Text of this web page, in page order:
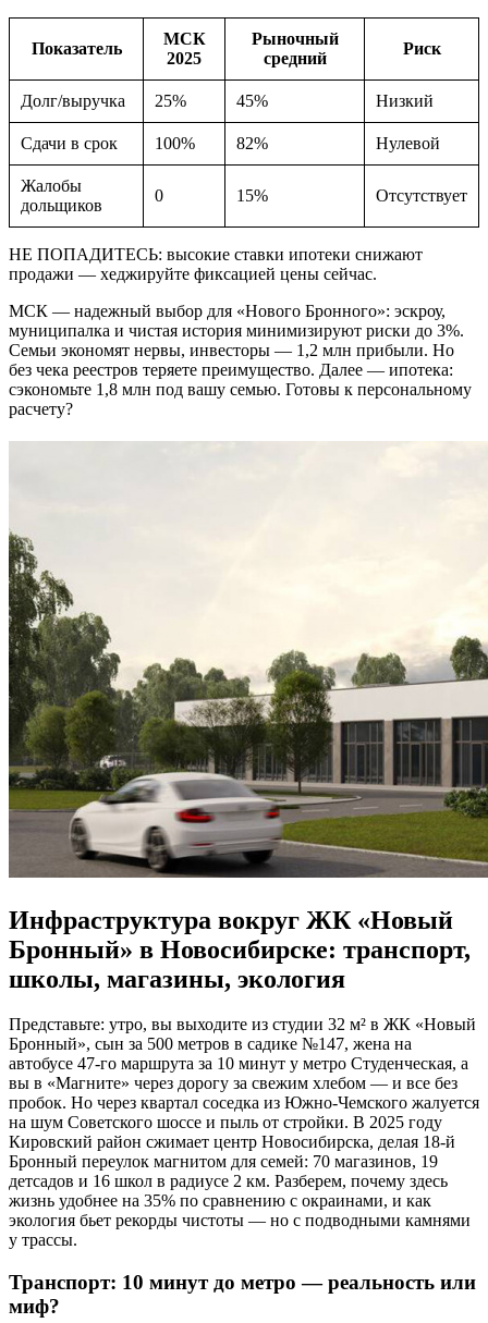
Показатель
МСК
2025
Рыночный
средний
Риск
Долг/выручка 25% 45% Низкий
Сдачи в срок 100% 82% Нулевой
Жалобы
дольщиков
0 15% Отсутствует
НЕ ПОПАДИТЕСЬ: высокие ставки ипотеки снижают
продажи — хеджируйте фиксацией цены сейчас.
МСК — надежный выбор для «Нового Бронного»: эскроу,
муниципалка и чистая история минимизируют риски до 3%.
Семьи экономят нервы, инвесторы — 1,2 млн прибыли. Но
без чека реестров теряете преимущество. Далее — ипотека:
сэкономьте 1,8 млн под вашу семью. Готовы к персональному
расчету?
Инфраструктура вокруг ЖК «Новый
Бронный» в Новосибирске: транспорт,
школы, магазины, экология
Представьте: утро, вы выходите из студии 32 м² в ЖК «Новый
Бронный», сын за 500 метров в садике №147, жена на
автобусе 47-го маршрута за 10 минут у метро Студенческая, а
вы в «Магните» через дорогу за свежим хлебом — и все без
пробок. Но через квартал соседка из Южно-Чемского жалуется
на шум Советского шоссе и пыль от стройки. В 2025 году
Кировский район сжимает центр Новосибирска, делая 18-й
Бронный переулок магнитом для семей: 70 магазинов, 19
детсадов и 16 школ в радиусе 2 км. Разберем, почему здесь
жизнь удобнее на 35% по сравнению с окраинами, и как
экология бьет рекорды чистоты — но с подводными камнями
у трассы.
Транспорт: 10 минут до метро — реальность или
миф?